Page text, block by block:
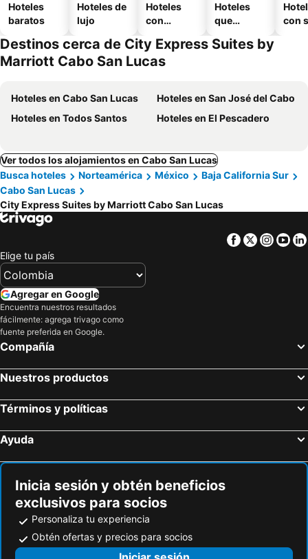
Hoteles
baratos
Hoteles de
lujo
Hoteles
con
Hoteles
que
mascotas
con
Destinos cerca de City Express Suites by
Marriott Cabo San Lucas
Hoteles en Cabo San Lucas
Hoteles en San José del Cabo
Hoteles en Todos Santos
Hoteles en El Pescadero
Ver todos los alojamientos en Cabo San Lucas
Busca hoteles
Norteamérica México
Baja California Sur
Cabo San Lucas
City Express Suites by Marriott Cabo San Lucas
Facebook
Twitter
Elige tu país
Agregar en Google
Encuentra nuestros resultados
fácilmente: agrega trivago como
fuente preferida en Google.
Compañía
Nuestros productos
Términos y políticas
Ayuda
Inicia sesión y obtén beneficios
exclusivos para socios
Personaliza tu experiencia
Obtén ofertas y precios para socios